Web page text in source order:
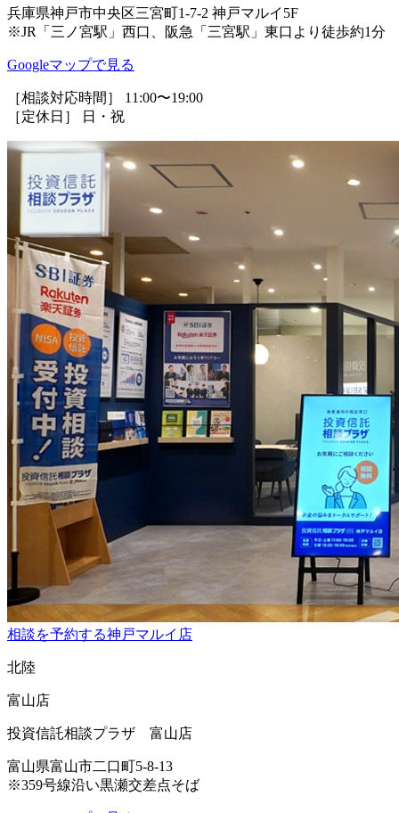
兵庫県神戸市中央区三宮町1-7-2 神戸マルイ5F
※JR「三ノ宮駅」西口、阪急「三宮駅」東口より徒歩約1分
Googleマップで見る
［相談対応時間］ 11:00〜19:00
［定休日］ 日・祝
相談を予約する神戸マルイ店
北陸
富山店
投資信託相談プラザ 富山店
富山県富山市二口町5-8-13
※359号線沿い黒瀬交差点そば